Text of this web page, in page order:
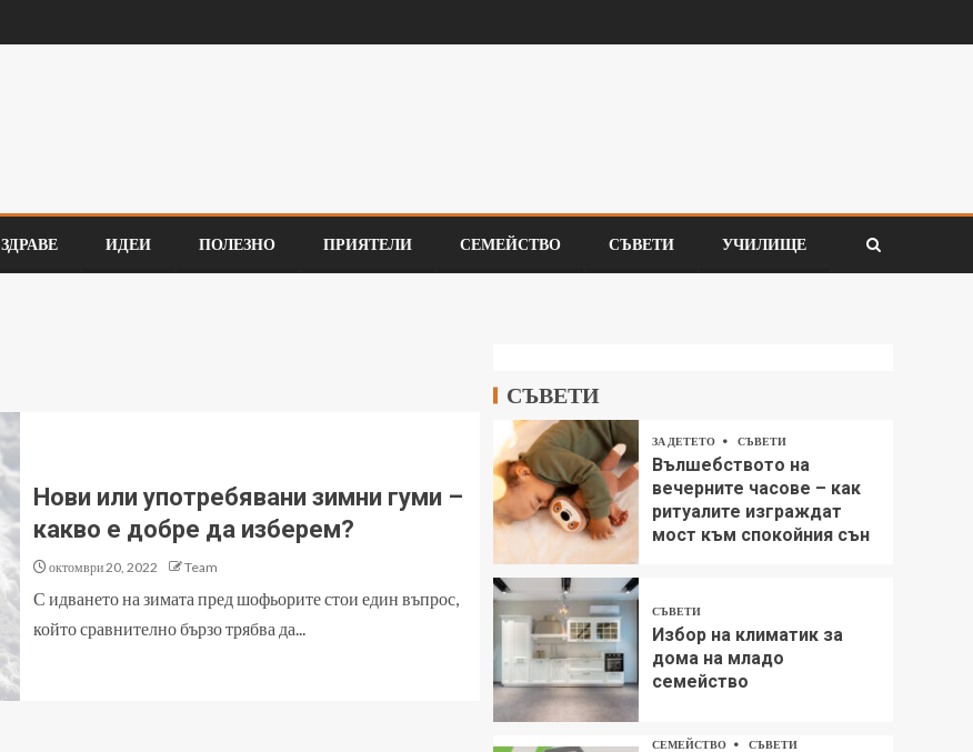
ЗДРАВЕ ИДЕИ ПОЛЕЗНО ПРИЯТЕЛИ СЕМЕЙСТВО СЪВЕТИ УЧИЛИЩЕ
Нови или употребявани зимни гуми –
какво е добре да изберем?
октомври 20, 2022 Team
С идването на зимата пред шофьорите стои един въпрос,
който сравнително бързо трябва да...
СЪВЕТИ
ЗА ДЕТЕТО СЪВЕТИ
Вълшебството на
вечерните часове – как
ритуалите изграждат
мост към спокойния сън
СЪВЕТИ
Избор на климатик за
дома на младо
семейство
СЕМЕЙСТВО СЪВЕТИ